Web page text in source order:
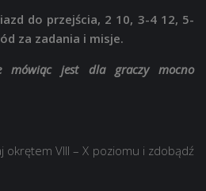
do przejścia, 2 10, 3-4 12, 5-
za zadania i misje.
mówiąc jest dla graczy mocno
VIII – X poziomu i zdobądź